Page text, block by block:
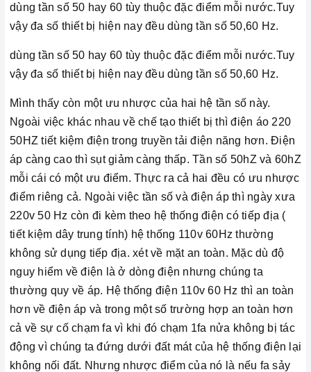
dùng tần số 50 hay 60 tùy thuộc đặc điểm mỗi nước.Tuy
vậy đa số thiết bị hiện nay đều dùng tần số 50,60 Hz.
dùng tần số 50 hay 60 tùy thuộc đặc điểm mỗi nước.Tuy
vậy đa số thiết bị hiện nay đều dùng tần số 50,60 Hz.
Mình thấy còn một ưu nhược của hai hệ tần số này.
Ngoài việc khác nhau về chế tạo thiết bị thì điện áo 220
50HZ tiết kiệm điện trong truyền tải điện năng hơn. Điện
áp càng cao thì sụt giảm càng thấp. Tần số 50hZ và 60hZ
mỗi cái có một ưu điểm. Thực ra cả hai đều có ưu nhược
điểm riêng cả. Ngoài việc tần số và điện áp thì ngày xưa
220v 50 Hz còn đi kèm theo hệ thống điện có tiếp địa (
tiết kiệm dây trung tính) hệ thống 110v 60Hz thường
không sử dụng tiếp địa. xét về mặt an toàn. Mặc dù độ
nguy hiểm về điện là ở dòng điện nhưng chúng ta
thường quy về áp. Hệ thống điện 110v 60 Hz thì an toàn
hơn về điện áp và trong một số trường hợp an toàn hơn
cả về sự cố chạm fa vì khi đó chạm 1fa nửa không bị tác
động vì chúng ta đứng dưới đất mát của hệ thống điện lại
không nối đất. Nhưng nhược điểm của nó là nếu fa sảy